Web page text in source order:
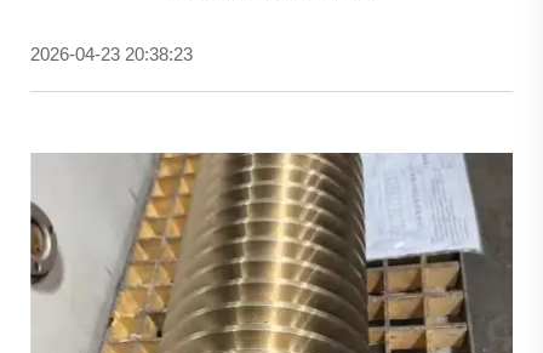
2026-04-23 20:38:23